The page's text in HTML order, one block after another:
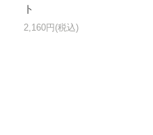
ト
2,160円(税込)